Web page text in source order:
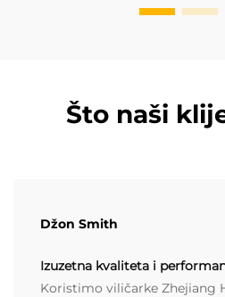
Što naši
Džon Smith
Izuzetna kvaliteta i
Koristimo viličarke Zhejiang